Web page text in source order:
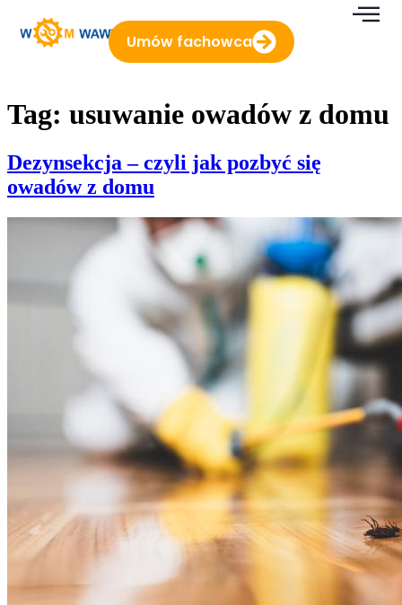
treści
Umów fachowca
Tag: usuwanie owadów z domu
Dezynsekcja – czyli jak pozbyć się
owadów z domu